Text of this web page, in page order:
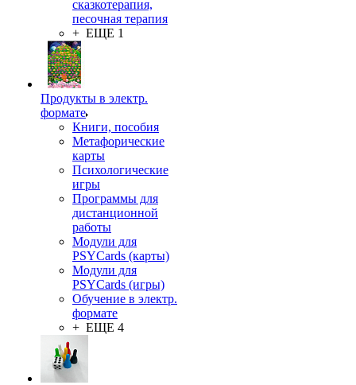
сказкотерапия,
песочная терапия
+ ЕЩЕ 1
Продукты в электр.
формате
Книги, пособия
Метафорические
карты
Психологические
игры
Программы для
дистанционной
работы
Модули для
PSYCards (карты)
Модули для
PSYCards (игры)
Обучение в электр.
формате
+ ЕЩЕ 4